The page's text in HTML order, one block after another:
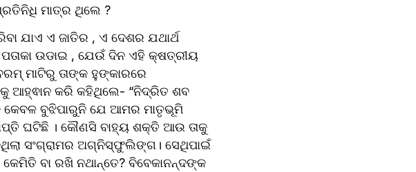
ମାତ୍ର ଥିଲେ ?
ଯାଏ ଏ ଜାତିର , ଏ ଦେଶର ଯଥାର୍ଥ
ଉଡାଇ , ଯେଉଁ ଦିନ ଏହି କ୍ଷତ୍ରୀୟ
ମାଟିରୁ ତାଙ୍କ ହୁଙ୍କାରରେ
ଆହ୍ଵାନ କରି କହିଥିଲେ- “ନିଦ୍ରିତ ଶବ
ବୁଝିପାରୁନି ଯେ ଆମର ମାତୃଭୂମି
ଘଟିଛି । କୌଣସି ବାହ୍ୟ ଶକ୍ତି ଆଉ ତାକୁ
ସଂଗ୍ରାମର ଅଗ୍ନିସ୍ଫୁଲିଙ୍ଗ। ସେଥିପାଇଁ
ବା ରଖି ନଥାନ୍ତେ? ବିବେକାନନ୍ଦଙ୍କ